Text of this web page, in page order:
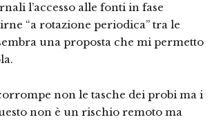
l’accesso alle fonti in fase
“a rotazione periodica” tra le
una proposta che mi permetto
non le tasche dei probi ma i
non è un rischio remoto ma